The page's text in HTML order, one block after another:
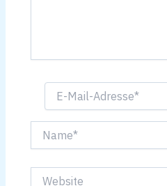
E-
Mail-
Website